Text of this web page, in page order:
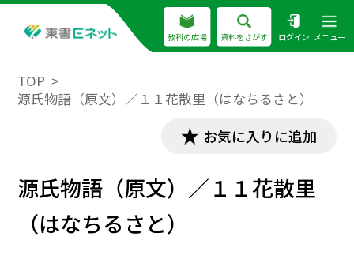
教科の広場 資料をさがす ログイン メニュー
TOP
源氏物語（原文）／１１花散里（はなちるさと）
お気に入りに追加
源氏物語（原文）／１１花散里
（はなちるさと）